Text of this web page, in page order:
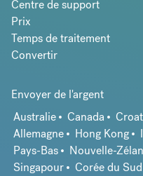
Centre de support
Prix
Temps de traitement
Convertir
Envoyer de l'argent
Australie
Canada
Allemagne
Hong Kong
Pays-Bas
Nouvelle-
Singapour
Corée du Sud